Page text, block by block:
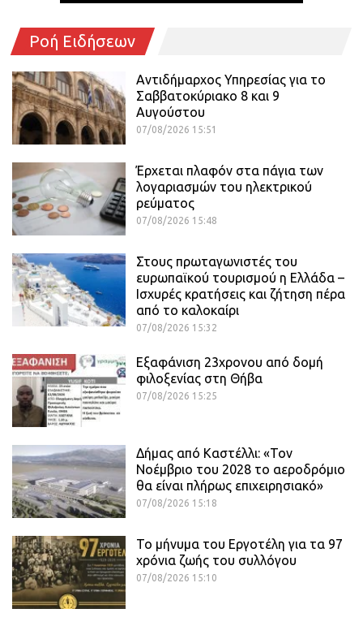
Ροή Ειδήσεων
Αντιδήμαρχος Υπηρεσίας για το
Σαββατοκύριακο 8 και 9
Αυγούστου
07/08/2026 15:51
Έρχεται πλαφόν στα πάγια των
λογαριασμών του ηλεκτρικού
ρεύματος
07/08/2026 15:48
Στους πρωταγωνιστές του
ευρωπαϊκού τουρισμού η Ελλάδα –
Ισχυρές κρατήσεις και ζήτηση πέρα
από το καλοκαίρι
07/08/2026 15:32
Εξαφάνιση 23χρονου από δομή
φιλοξενίας στη Θήβα
07/08/2026 15:25
Δήμας από Καστέλλι: «Τον
Νοέμβριο του 2028 το αεροδρόμιο
θα είναι πλήρως επιχειρησιακό»
07/08/2026 15:18
Το μήνυμα του Εργοτέλη για τα 97
χρόνια ζωής του συλλόγου
07/08/2026 15:10